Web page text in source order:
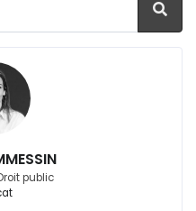
public